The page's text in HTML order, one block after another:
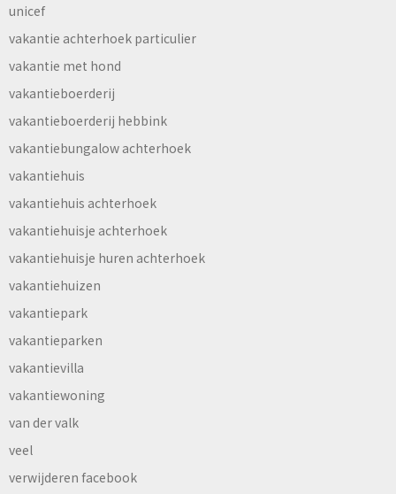
unicef
vakantie achterhoek particulier
vakantie met hond
vakantieboerderij
vakantieboerderij hebbink
vakantiebungalow achterhoek
vakantiehuis
vakantiehuis achterhoek
vakantiehuisje achterhoek
vakantiehuisje huren achterhoek
vakantiehuizen
vakantiepark
vakantieparken
vakantievilla
vakantiewoning
van der valk
veel
verwijderen facebook